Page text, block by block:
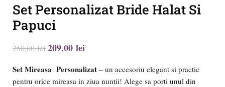
Set Personalizat Bride Halat Si
Papuci
250,00lei209,00 lei
Set Mireasa Personalizat – un accesoriu elegant si practic
pentru orice mireasa in ziua nuntii! Alege sa porti unul din